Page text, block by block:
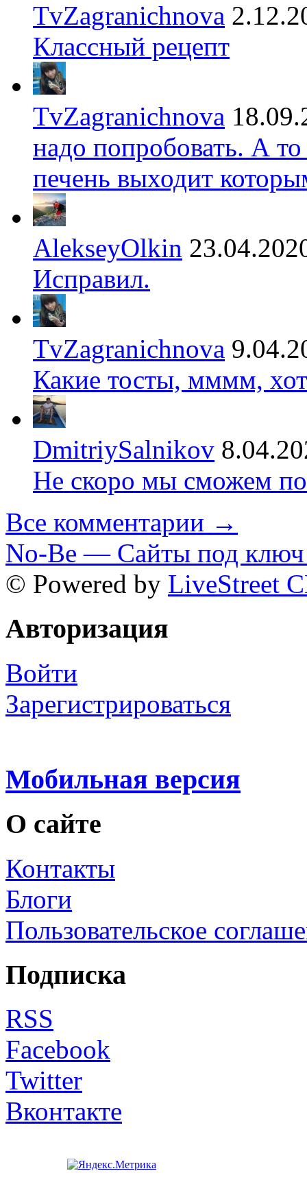
TvZagranichnova
Классный рецепт
TvZagranichnova
надо попробовать. А
печень выходит
AlekseyOlkin
Исправил.
TvZagranichnova
Какие тосты, мммм,
DmitriySalnikov
Не скоро мы сможем
Все комментарии →
No-Be — Сайты под ключ
© Powered by LiveStreet
Авторизация
Войти
Зарегистрироваться
Мобильная версия
О сайте
Контакты
Блоги
Пользовательское
Подписка
RSS
Facebook
Twitter
Вконтакте